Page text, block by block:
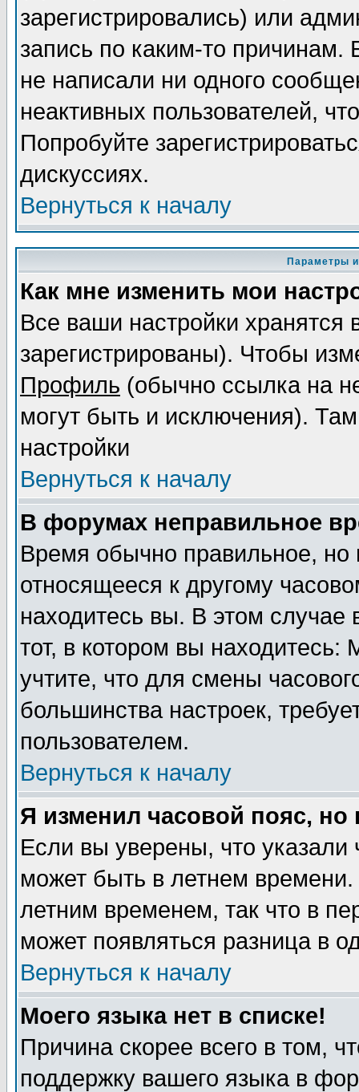
зарегистрировались) или
запись по каким-то
не написали ни одного
неактивных пользователей,
Попробуйте
дискуссиях.
Вернуться к началу
Параметры
Как мне изменить мои
Все ваши настройки
зарегистрированы). Чтобы
Профиль (обычно ссылка на
могут быть и исключения).
настройки
Вернуться к началу
В форумах неправильное
Время обычно правильное,
относящееся к другому
находитесь вы. В этом
тот, в котором вы
учтите, что для смены
большинства настроек,
пользователем.
Вернуться к началу
Я изменил часовой пояс,
Если вы уверены, что указали
может быть в летнем
летним временем, так что в
может появляться разница в
Вернуться к началу
Моего языка нет в списке!
Причина скорее всего в том,
поддержку вашего языка в